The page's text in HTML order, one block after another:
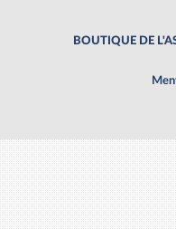
BOUTIQUE DE